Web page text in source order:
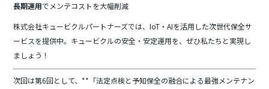
長期運用でメンテコストを大幅削減
株式会社キュービクルパートナーズでは、IoT・AIを活用した次世代保全サ
ービスを提供中。キュービクルの安全・安定運用を、ぜひ私たちと実現し
ましょう！
次回は第6回として、**「法定点検と予知保全の融合による最強メンテナン